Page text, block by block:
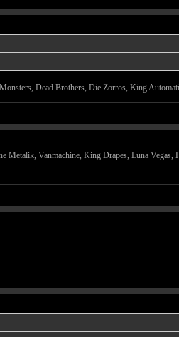
Dead Brothers, Die Zorros, King
Metalik, Vanmachine, King Drapes, Luna